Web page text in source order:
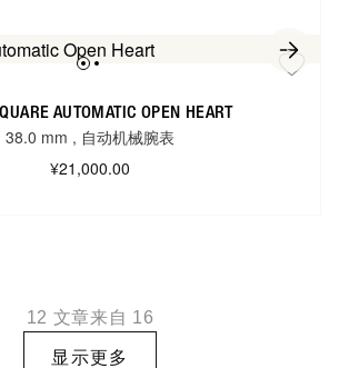
AUTOMATIC OPEN HEART
38.0 mm , 自动机械腕表
¥21,000.00
12 文章来自 16
显示更多